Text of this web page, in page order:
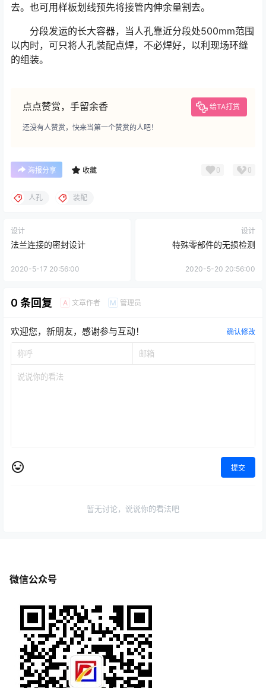
去。也可用样板划线预先将接管内伸余量割去。
分段发运的长大容器，当人孔靠近分段处500mm范围
以内时，可只将人孔装配点焊，不必焊好，以利现场环缝
的组装。
点点赞赏，手留余香 给TA打赏
还没有人赞赏，快来当第一个赞赏的人吧！
海报分享 收藏 0 0
人孔 装配
设计
法兰连接的密封设计
2020-5-17 20:56:00
设计
特殊零部件的无损检测
2020-5-20 20:56:00
0 条回复 A 文章作者 M 管理员
欢迎您，新朋友，感谢参与互动！ 确认修改
提交
暂无讨论，说说你的看法吧
微信公众号